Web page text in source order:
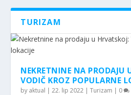
TURIZAM
NEKRETNINE NA PRODAJU
VODIČ KROZ POPULARNE
by aktual |22. lip 2022 |Turizam | 0